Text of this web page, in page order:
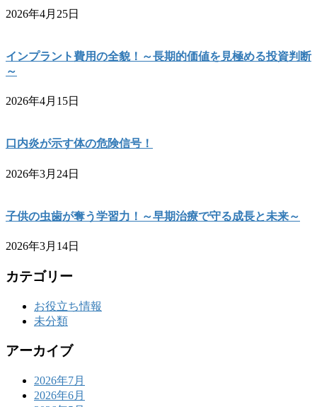
2026年4月25日
インプラント費用の全貌！～長期的価値を見極める投資判断
～
2026年4月15日
口内炎が示す体の危険信号！
2026年3月24日
子供の虫歯が奪う学習力！～早期治療で守る成長と未来～
2026年3月14日
カテゴリー
お役立ち情報
未分類
アーカイブ
2026年7月
2026年6月